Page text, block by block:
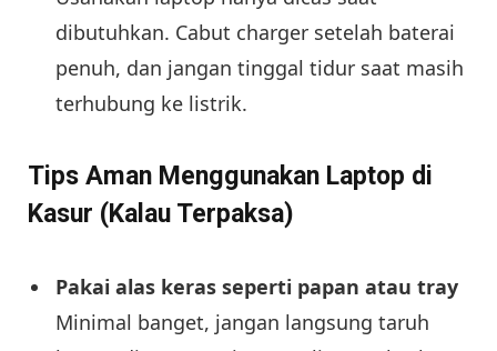
dibutuhkan. Cabut charger setelah baterai
penuh, dan jangan tinggal tidur saat masih
terhubung ke listrik.
Tips Aman Menggunakan Laptop di
Kasur (Kalau Terpaksa)
Pakai alas keras seperti papan atau tray
Minimal banget, jangan langsung taruh